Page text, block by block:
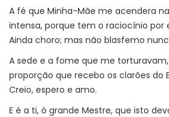
A fé que Minha-Mãe me acendera
intensa, porque tem o raciocínio por
Ainda choro; mas não blasfemo
A sede e a fome que me
proporção que recebo os clarões do
Creio, espero e amo.
E é a ti, ó grande Mestre, que isto